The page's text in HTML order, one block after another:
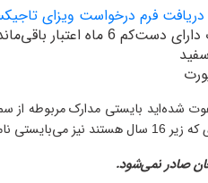
دریافت فرم درخواست ویزای
اعتبار باقی‌مانده
شده‌اید بایستی مدارک مربوطه
والدین با آنان باشد.
صادر نمی‌شود.